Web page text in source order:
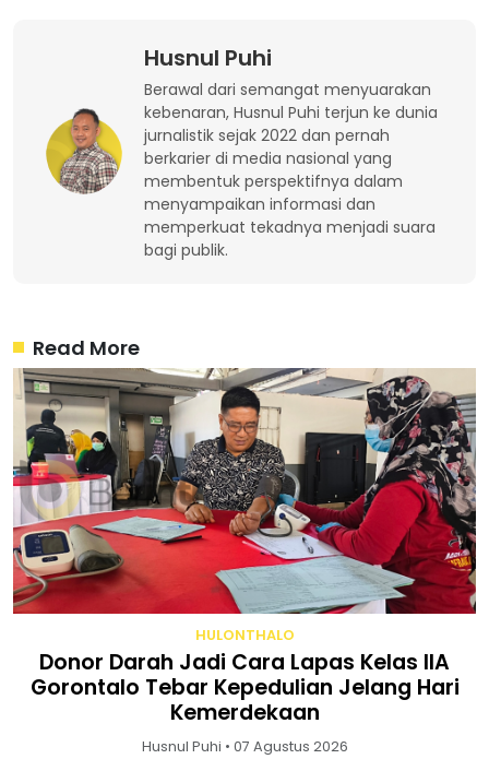
Husnul Puhi
Berawal dari semangat menyuarakan
kebenaran, Husnul Puhi terjun ke dunia
jurnalistik sejak 2022 dan pernah
berkarier di media nasional yang
membentuk perspektifnya dalam
menyampaikan informasi dan
memperkuat tekadnya menjadi suara
bagi publik.
Read More
HULONTHALO
Donor Darah Jadi Cara Lapas Kelas IIA
Gorontalo Tebar Kepedulian Jelang Hari
Kemerdekaan
Husnul Puhi • 07 Agustus 2026